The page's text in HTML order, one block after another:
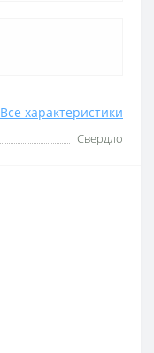
Все характеристики
Свердло